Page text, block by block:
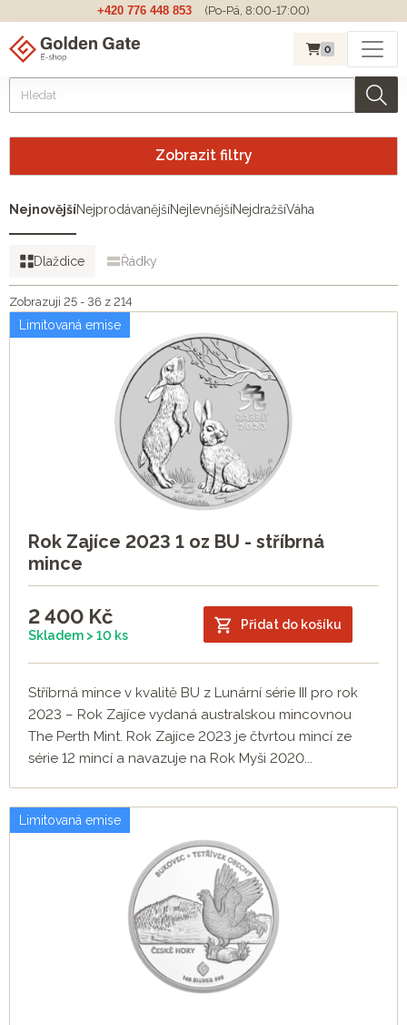
+420 776 448 853 (Po-Pá, 8:00-17:00)
0
Zobrazit filtry
NejnovějšíNejprodávanějšíNejlevnějšíNejdražšíVáha
Dlaždice Řádky
Zobrazuji 25 - 36 z 214
Limitovaná emise
Rok Zajíce 2023 1 oz BU - stříbrná
mince
2 400 Kč
Skladem > 10 ks
Přidat do košíku
Stříbrná mince v kvalitě BU z Lunární série III pro rok
2023 – Rok Zajíce vydaná australskou mincovnou
The Perth Mint. Rok Zajíce 2023 je čtvrtou mincí ze
série 12 mincí a navazuje na Rok Myši 2020...
Limitovaná emise